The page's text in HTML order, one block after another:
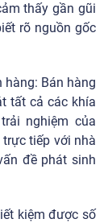
thấy gần gũi
rõ nguồn gốc
Bán hàng
tất cả các khía
nghiệm của
tiếp với nhà
đề phát sinh
kiệm được số